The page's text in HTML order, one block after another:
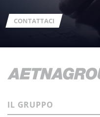
CONTATTACI
IL GRUPPO